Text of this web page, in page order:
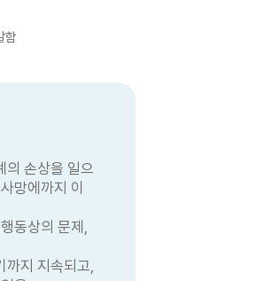
함
의 손상을 일으
망에까지 이
동상의 문제,
까지 지속되고,